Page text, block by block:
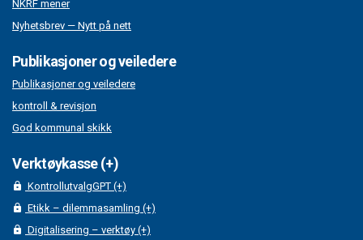
NKRF mener
Nyhetsbrev — Nytt på nett
Publikasjoner og veiledere
Publikasjoner og veiledere
kontroll & revisjon
God kommunal skikk
Verktøykasse (+)
KontrollutvalgGPT (+)
Etikk – dilemmasamling (+)
Digitalisering – verktøy (+)